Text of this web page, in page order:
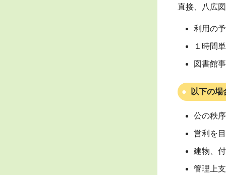
直接、八広
利用の
１時間
図書館
以下の
公の秩
営利を
建物、
管理上